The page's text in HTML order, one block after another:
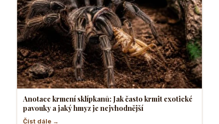
Anotace krmení sklípkanů: Jak často krmit exotické
pavouky a jaký hmyz je nejvhodnější
Číst dále →